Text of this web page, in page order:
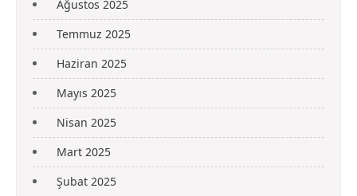
Ağustos 2025
Temmuz 2025
Haziran 2025
Mayıs 2025
Nisan 2025
Mart 2025
Şubat 2025